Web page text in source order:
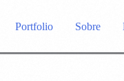
Portfolio Sobre